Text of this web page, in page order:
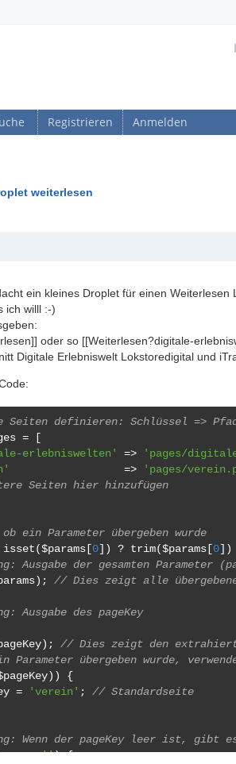
|
Registrieren
Anmelden
weiterlesen
ein kleines Droplet für einen
ich willl :-)
oder so [[Weiterlesen?digitale-
Digitale Erlebniswelt Lokstoredigital und
Seiten definieren: Schlüssel =>
=
erlebniswelten'
=> 'pages/
=> 'pages/
Seiten hier hinzufügen
ein Parameter übergeben wurde
( $params[ 0]) ? trim( $params[ 0])
Ausgabe der gesamten Parameter
); // Dies zeigt alle
Ausgabe des pageKey
);
// Dies zeigt den
Parameter übergeben wurde,
))
{
= 'verein' ;
// Standardseite
Wenn der pageKey leer ist, gibt
=== '') {